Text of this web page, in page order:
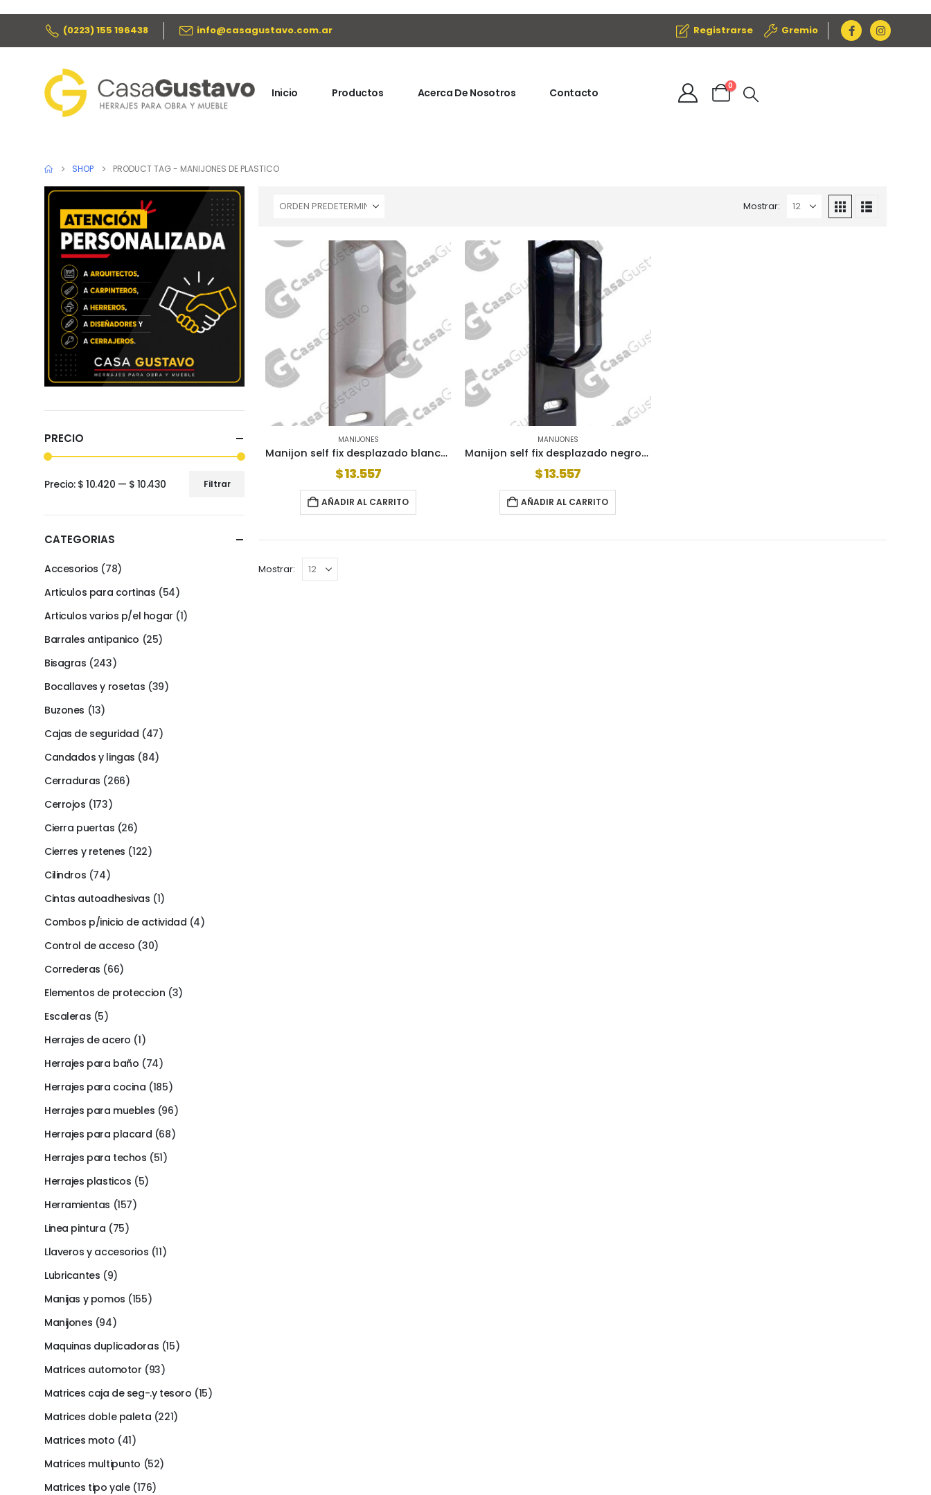
(0223) 155 196438 info@casagustavo.com.ar Registrarse Gremio
Inicio Productos Acerca De Nosotros Contacto
0
SHOP PRODUCT TAG - MANIJONES DE PLASTICO
Mostrar:
MANIJONES
Manijon self fix desplazado blanco 2750150
$13.557
AÑADIR AL CARRITO
MANIJONES
Manijon self fix desplazado negro 2750154
$13.557
AÑADIR AL CARRITO
Mostrar:
PRECIO
mínimo
máximo
Filtrar
Precio: $ 10.420 — $ 10.430
CATEGORIAS
Accesorios (78)
Articulos para cortinas (54)
Articulos varios p/el hogar (1)
Barrales antipanico (25)
Bisagras (243)
Bocallaves y rosetas (39)
Buzones (13)
Cajas de seguridad (47)
Candados y lingas (84)
Cerraduras (266)
Cerrojos (173)
Cierra puertas (26)
Cierres y retenes (122)
Cilindros (74)
Cintas autoadhesivas (1)
Combos p/inicio de actividad (4)
Control de acceso (30)
Correderas (66)
Elementos de proteccion (3)
Escaleras (5)
Herrajes de acero (1)
Herrajes para baño (74)
Herrajes para cocina (185)
Herrajes para muebles (96)
Herrajes para placard (68)
Herrajes para techos (51)
Herrajes plasticos (5)
Herramientas (157)
Linea pintura (75)
Llaveros y accesorios (11)
Lubricantes (9)
Manijas y pomos (155)
Manijones (94)
Maquinas duplicadoras (15)
Matrices automotor (93)
Matrices caja de seg-.y tesoro (15)
Matrices doble paleta (221)
Matrices moto (41)
Matrices multipunto (52)
Matrices tipo yale (176)